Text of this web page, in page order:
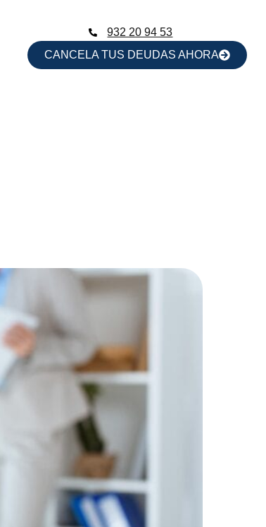
932 20 94 53
CANCELA TUS DEUDAS AHORA